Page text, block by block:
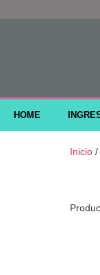
HOME
Inicio /